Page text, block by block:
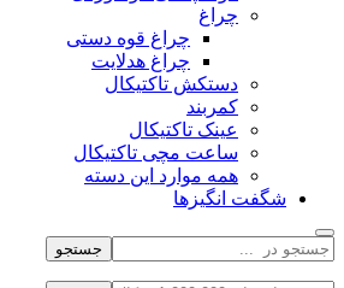
چراغ
چراغ قوه دستی
چراغ هدلایت
دستکش تاکتیکال
کمربند
عینک تاکتیکال
ساعت مچی تاکتیکال
همه موارد این دسته
شگفت انگیزها
جستجو